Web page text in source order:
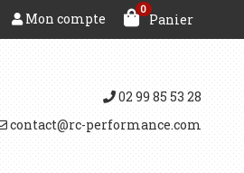
0
Panier
Mon compte
02 99 85 53 28
contact@rc-performance.com